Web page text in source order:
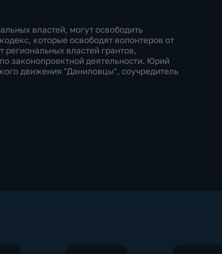
властей, могут освободить
которые освободят волонтеров от
региональных властей грантов,
законопроектной деятельности. Юрий
движения "Даниловцы", соучредитель